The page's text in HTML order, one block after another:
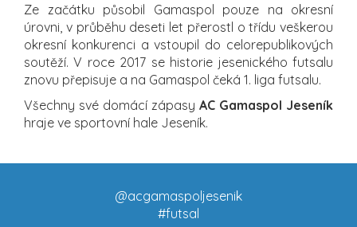
Ze začátku působil Gamaspol pouze na okresní
úrovni, v průběhu deseti let přerostl o třídu veškerou
okresní konkurenci a vstoupil do celorepublikových
soutěží. V roce 2017 se historie jesenického futsalu
znovu přepisuje a na Gamaspol čeká 1. liga futsalu.
Všechny své domácí zápasy AC Gamaspol Jeseník
hraje ve sportovní hale Jeseník.
@acgamaspoljesenik
#futsal